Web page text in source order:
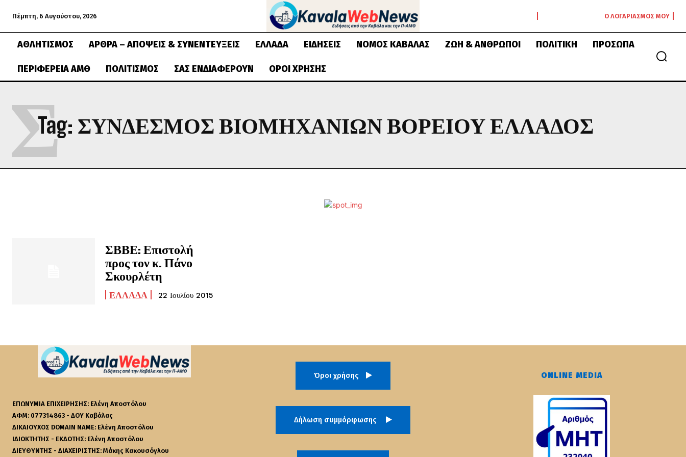
Πέμπτη, 6 Αυγούστου, 2026 Ο ΛΟΓΑΡΙΑΣΜΌΣ ΜΟΥ
ΑΘΛΗΤΙΣΜΌΣ ΆΡΘΡΑ – ΑΠΌΨΕΙΣ & ΣΥΝΕΝΤΕΎΞΕΙΣ ΕΛΛΆΔΑ ΕΙΔΉΣΕΙΣ ΝΟΜΌΣ ΚΑΒΆΛΑΣ ΖΩΉ & ΆΝΘΡΩΠΟΙ ΠΟΛΙΤΙΚΉ ΠΡΌΣΩΠΑ
ΠΕΡΙΦΈΡΕΙΑ ΑΜΘ ΠΟΛΙΤΙΣΜΌΣ ΣΑΣ ΕΝΔΙΑΦΈΡΟΥΝ ΌΡΟΙ ΧΡΉΣΗΣ
Tag: ΣΎΝΔΕΣΜΟΣ ΒΙΟΜΗΧΑΝΙΏΝ ΒΟΡΕΊΟΥ ΕΛΛΆΔΟΣ
Σ
ΣΒΒΕ: Επιστολή
προς τον κ. Πάνο
Σκουρλέτη
ΕΛΛΆΔΑ 22 Ιουλίου 2015
ΕΠΩΝΥΜΙΑ ΕΠΙΧΕΙΡΗΣΗΣ: Ελένη Αποστόλου
ΑΦΜ: 077314863 - ΔΟΥ Καβάλας
ΔΙΚΑΙΟΥΧΟΣ DOMAIN NAME: Ελένη Αποστόλου
ΙΔΙΟΚΤΗΤΗΣ - ΕΚΔΟΤΗΣ: Ελένη Αποστόλου
ΔΙΕΥΘΥΝΤΗΣ - ΔΙΑΧΕΙΡΙΣΤΗΣ: Μάκης Κακουσόγλου
Όροι χρήσης
Δήλωση συμμόρφωσης
ONLINE MEDIA